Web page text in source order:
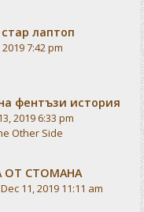
лаптоп
7:42 pm
фентъзи история
2019 6:33 pm
Other Side
ОТ СТОМАНА
11, 2019 11:11 am